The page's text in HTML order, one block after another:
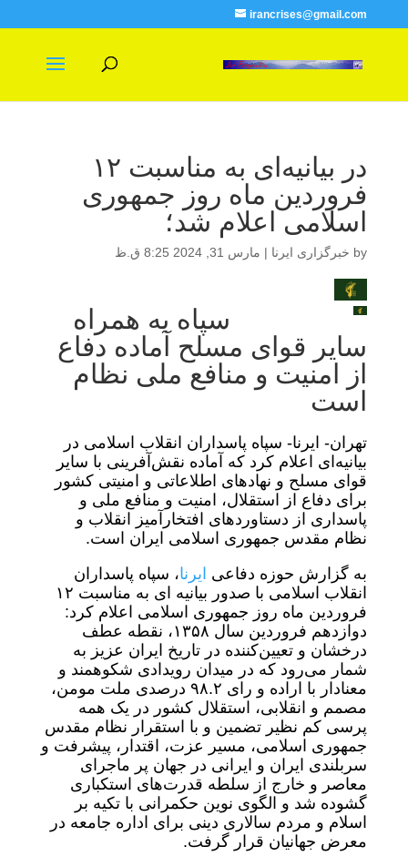
irancrises@gmail.com
در بیانیه‌ای به مناسبت ۱۲
فروردین ماه روز جمهوری
اسلامی اعلام شد؛
by خبرگزاری ایرنا | مارس 31, 2024 8:25 ق.ظ
سپاه به همراه
سایر قوای مسلح آماده دفاع
از امنیت و منافع ملی نظام
است
تهران- ایرنا- سپاه پاسداران انقلاب اسلامی در
بیانیه‌ای اعلام کرد که آماده نقش‌آفرینی با سایر
قوای مسلح و نهادهای اطلاعاتی و امنیتی کشور
برای دفاع از استقلال، امنیت و منافع ملی و
پاسداری از دستاوردهای افتخارآمیز انقلاب و
نظام مقدس جمهوری اسلامی ایران است.
به گزارش حوزه دفاعی ایرنا، سپاه پاسداران
انقلاب اسلامی با صدور بیانیه ای به مناسبت ۱۲
فروردین ماه روز جمهوری اسلامی اعلام کرد:
دوازدهم فروردین سال ۱۳۵۸، نقطه عطف
درخشان و تعیین‌کننده در تاریخ ایران عزیز به
شمار می‌رود که در میدان رویدادی شکوهمند و
معنادار با اراده و رای ۹۸.۲ درصدی ملت مومن،
مصمم و انقلابی، استقلال کشور در یک همه
پرسی کم نظیر تضمین و با استقرار نظام مقدس
جمهوری اسلامی، مسیر عزت، اقتدار، پیشرفت و
سربلندی ایران و ایرانی در جهان پر ماجرای
معاصر و خارج از سلطه قدرت‌های استکباری
گشوده شد و الگوی نوین حکمرانی با تکیه بر
اسلام و مردم سالاری دینی برای اداره جامعه در
معرض جهانیان قرار گرفت.